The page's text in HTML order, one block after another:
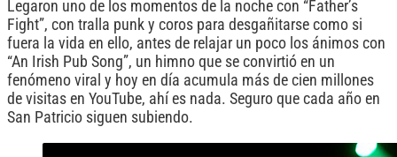
Legaron uno de los momentos de la noche con “Father’s
Fight”, con tralla punk y coros para desgañitarse como si
fuera la vida en ello, antes de relajar un poco los ánimos con
“An Irish Pub Song”, un himno que se convirtió en un
fenómeno viral y hoy en día acumula más de cien millones
de visitas en YouTube, ahí es nada. Seguro que cada año en
San Patricio siguen subiendo.